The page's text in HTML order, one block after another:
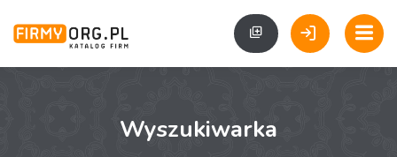
Wyszukiwarka